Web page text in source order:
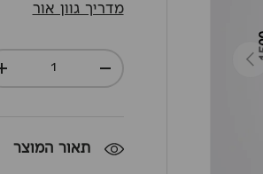
חזרה
מדריך גוון אור
כמות
+
תאור המוצר